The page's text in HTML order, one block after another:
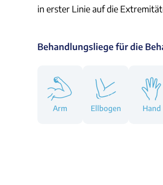
in erster Linie auf die
Behandlungsliege für die
Arm Ellbogen Hand